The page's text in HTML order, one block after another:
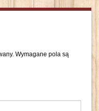
Wymagane pola są